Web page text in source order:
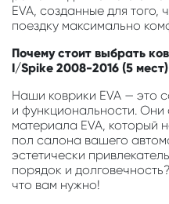
EVA, созданные для того,
поездку максимально
Почему стоит выбрать
I/Spike 2008-2016 (5
Наши коврики EVA — это
и функциональности. Они
материала EVA, который
пол салона вашего
эстетически
порядок и
что вам нужно!